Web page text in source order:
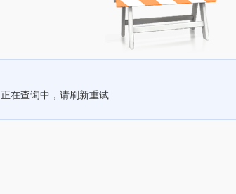
正在查询中，请刷新重试